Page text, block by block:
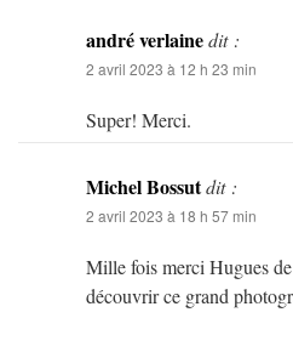
andré verlainedit :
2 avril 2023 à 12 h 23 min
Super! Merci.
Michel Bossutdit :
2 avril 2023 à 18 h 57 min
Mille fois merci Hugues
découvrir ce grand